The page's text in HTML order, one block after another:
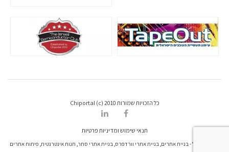
כל הזכויות שמורות Chiportal (c) 2010
תנאי שימוש ומדיניות פרטיות
דרונט דיגיטל - בניית אתרים, בניית אתרי וורדפרס, בניית אתרי סחר, חנות אינטרנטית, פיתוח אתרים